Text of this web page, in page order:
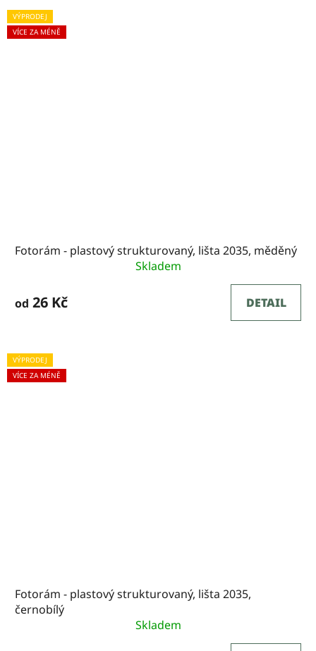
VÝPRODEJ
VÍCE ZA MÉNĚ
Fotorám - plastový strukturovaný, lišta 2035, měděný
Skladem
od 26 Kč DETAIL
VÝPRODEJ
VÍCE ZA MÉNĚ
Fotorám - plastový strukturovaný, lišta 2035,
černobílý
Skladem